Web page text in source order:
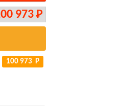
973 Р
100 973 Р